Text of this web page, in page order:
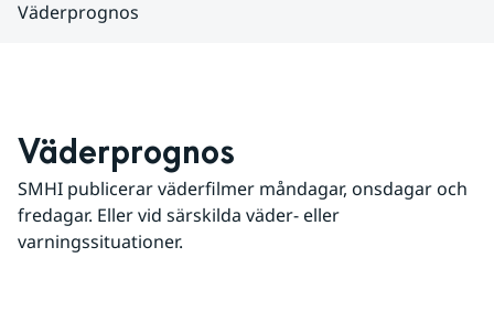
Väderprognos
Väderprognos
SMHI publicerar väderfilmer måndagar, onsdagar och
fredagar. Eller vid särskilda väder- eller
varningssituationer.